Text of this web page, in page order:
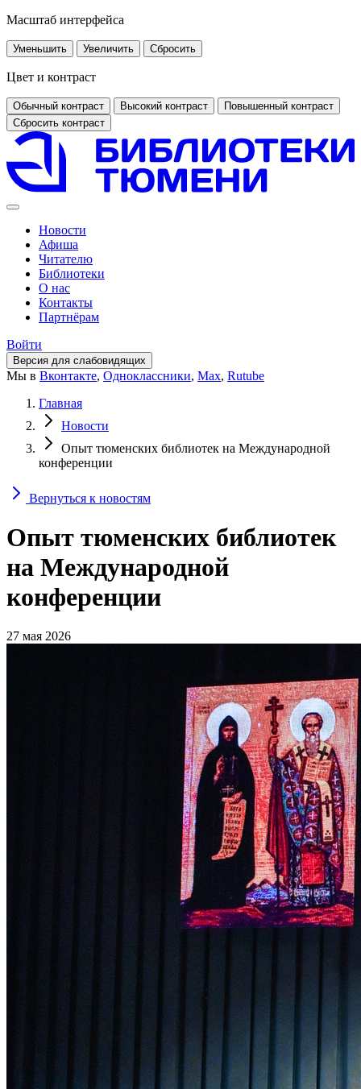
Масштаб интерфейса
Уменьшить Увеличить Сбросить
Цвет и контраст
Обычный контраст Высокий контраст
Повышенный контраст
Сбросить контраст
Новости
Афиша
Читателю
Библиотеки
О нас
Контакты
Партнёрам
Войти
Версия для слабовидящих
Мы в Вконтакте, Одноклассники, Max, Rutube
Главная
Новости
Опыт тюменских библиотек на Международной
конференции
Вернуться к новостям
Опыт тюменских библиотек
на Международной
конференции
27 мая 2026